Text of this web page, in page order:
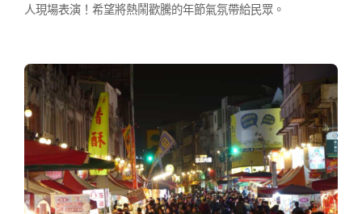
人現場表演！希望將熱鬧歡騰的年節氣氛帶給民眾。